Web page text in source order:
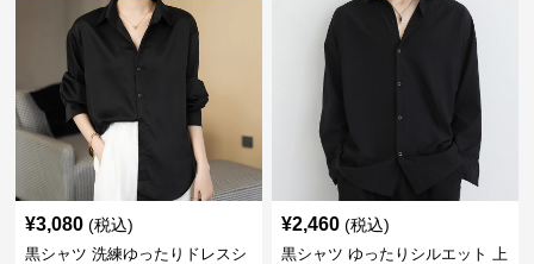
¥3,080 (税込)
黒シャツ 洗練ゆったりドレスシ
¥2,460 (税込)
黒シャツ ゆったりシルエット 上